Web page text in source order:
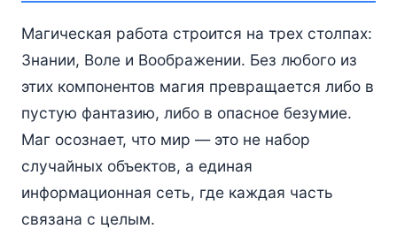
Магическая работа строится на трех столпах:
Знании, Воле и Воображении. Без любого из
этих компонентов магия превращается либо в
пустую фантазию, либо в опасное безумие.
Маг осознает, что мир — это не набор
случайных объектов, а единая
информационная сеть, где каждая часть
связана с целым.